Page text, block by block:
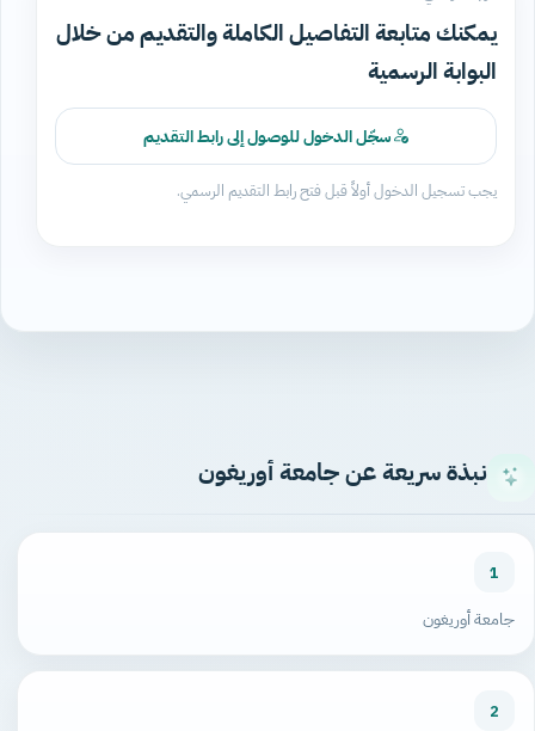
يمكنك متابعة التفاصيل الكاملة والتقديم من خلال
البوابة الرسمية
سجّل الدخول للوصول إلى رابط التقديم
يجب تسجيل الدخول أولاً قبل فتح رابط التقديم الرسمي.
نبذة سريعة عن جامعة أوريغون
1
جامعة أوريغون
2